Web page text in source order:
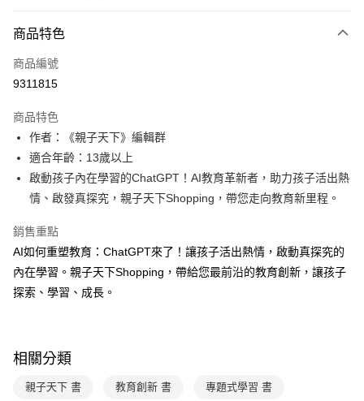
信用卡一次付款
LINE Pay
大哥付你分期
相關說明
【大哥付你分期使用說明】
1.本服務由台灣大哥大提供，台灣大哥大用戶可立即使用無須另外申請。
2.付款方式選擇「大哥付你分期」，訂單成立後會自動跳轉到大哥付的交易
成交易。
3.實際核准額度、可分期數及費用金額請依後續交易確認頁面所載為準。
4.訂單成立30分鐘內，如未前往確認交易或遇審核未通過，訂單將自動取
消。如遇「轉專審核」未通過狀況，表示未達大哥付你分期系統評分，恕無
法說明評估內容。
帳／街口支付／iPASS MONEY」等通路繳費。
【注意事項】
AFTEE先享後付
相關說明
AFTEE先享後付是「在收到商品之後才付款」的支付方式。 讓您購物簡單
便利好安心！
１．簡單：不需註冊會員、不需綁卡、不需儲值。
２．便利：只要手機號碼，簡訊認證，即可結帳。
３．安心：先確認商品／服務後，再付款。
結帳頁面，進行簡訊認證並確認金額後，即可完成結帳。
２．訂單成立數日內，您將收到繳費通知簡訊。
３．收到繳費通知簡訊後14天內，點擊此簡訊中的連結，可透過四大超商／
ATM付款
運送方式
付款後全家取貨｜8/8-8/14運費優惠，結帳滿499即享免運。
付款後7-11取貨
商品特色
商品編號
9311815
商品特色
作者：《親子天下》編輯群
適合年齡：13歲以上
啟動孩子內在學習的ChatGPT！AI教育革新者，助力孩子活出熱
情、啟發真探究，親子天下Shopping，帶您走向教育新里程。
銷售重點
AI如何重塑教育：ChatGPT來了！讓孩子活出熱情，啟動真探究的
內在學習。親子天下Shopping，帶給您最前沿的教育創新，讓孩子
探索、學習、成長。
相關分類
親子天下 書 教育創新 書 專題式學習 書